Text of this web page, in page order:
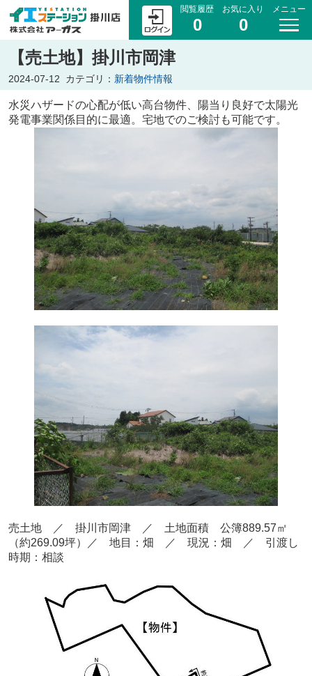
閲覧履歴
0
お気に入り
0
メニュー
【売土地】掛川市岡津
2024-07-12 カテゴリ： 新着物件情報
水災ハザードの心配が低い高台物件、陽当り良好で太陽光
発電事業関係目的に最適。宅地でのご検討も可能です。
売土地 ／ 掛川市岡津 ／ 土地面積 公簿889.57㎡
（約269.09坪）
／ 地目：畑 ／ 現況：畑 ／ 引渡し
時期：相談